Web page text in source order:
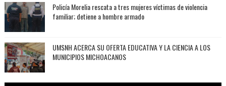
Policía Morelia rescata a tres mujeres víctimas de violencia
familiar; detiene a hombre armado
UMSNH ACERCA SU OFERTA EDUCATIVA Y LA CIENCIA A LOS
MUNICIPIOS MICHOACANOS